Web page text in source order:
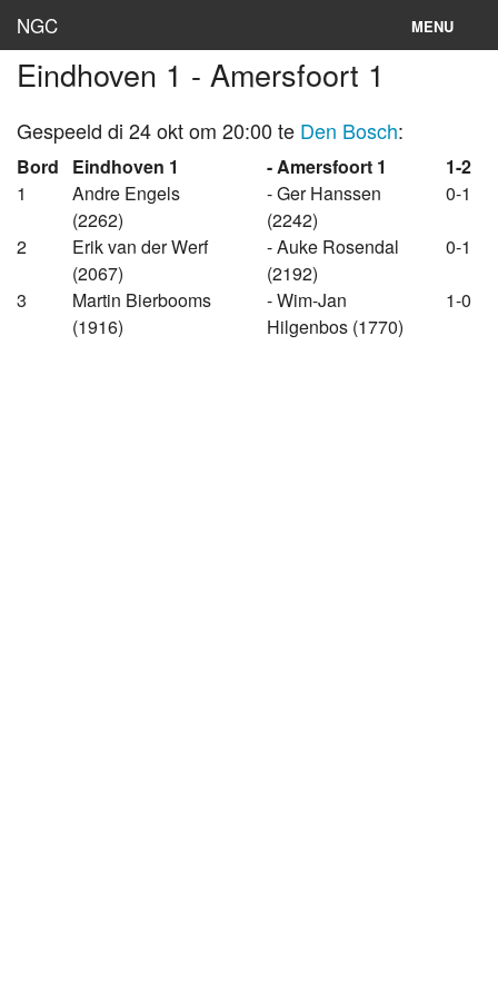
NGC MENU
Inloggen
Stand
Rooster
Eindhoven 1 - Amersfoort 1
Gespeeld di 24 okt om 20:00 te Den Bosch:
Bord Eindhoven 1 - Amersfoort 1
1-2
1
Andre Engels
(2262)
- Ger Hanssen
(2242)
0-1
2
Erik van der Werf
(2067)
- Auke Rosendal
(2192)
0-1
3
Martin Bierbooms
(1916)
- Wim-Jan
Hilgenbos (1770)
1-0